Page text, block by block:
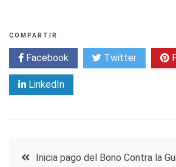
COMPARTIR
Facebook Twitter
LinkedIn
Navegación
Inicia pago del Bono Contra la